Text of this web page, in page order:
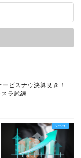
ービスナウ決算良き！
ラ試練